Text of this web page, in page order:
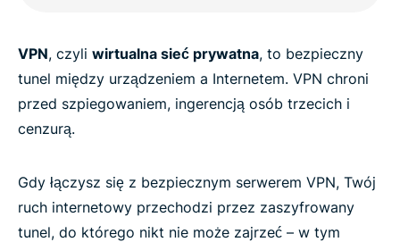
VPN, czyli wirtualna sieć prywatna, to bezpieczny
tunel między urządzeniem a Internetem. VPN chroni
przed szpiegowaniem, ingerencją osób trzecich i
cenzurą.
Gdy łączysz się z bezpiecznym serwerem VPN, Twój
ruch internetowy przechodzi przez zaszyfrowany
tunel, do którego nikt nie może zajrzeć – w tym